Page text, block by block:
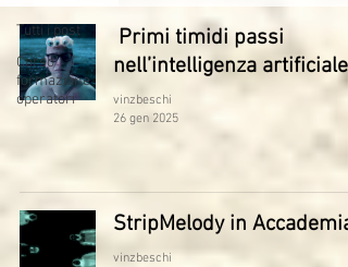
Tutti i post
Corso
formazione
operatori
Primi timidi passi
nell’intelligenza artificiale
vinzbeschi
26 gen 2025
StripMelody in Accademia
vinzbeschi